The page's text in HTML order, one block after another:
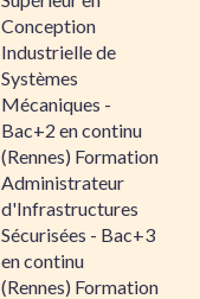
Conception
Industrielle de
Systèmes
Mécaniques -
Bac+2 en continu
(Rennes) Formation
Administrateur
d'Infrastructures
Sécurisées - Bac+3
en continu
(Rennes) Formation